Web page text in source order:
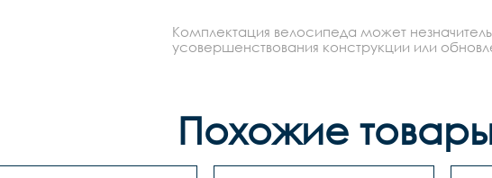
Комплектация велосипеда может
усовершенствования конструкции или
Похожие